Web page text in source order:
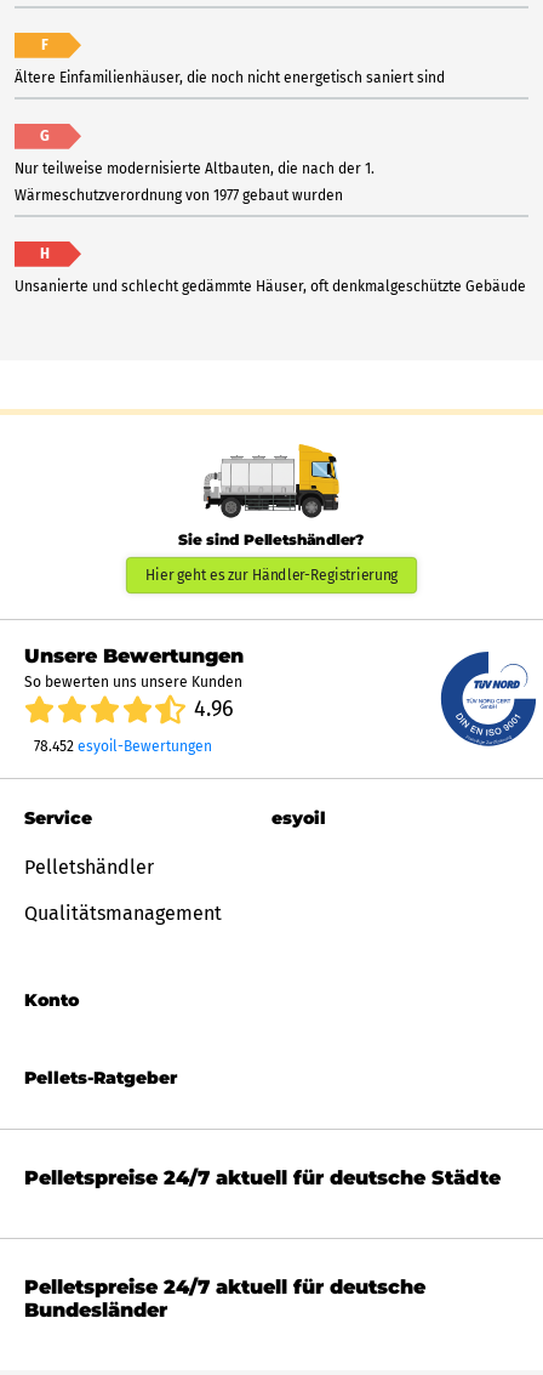
F
Ältere Einfamilienhäuser, die noch nicht energetisch saniert sind
G
Nur teilweise modernisierte Altbauten, die nach der 1.
Wärmeschutzverordnung von 1977 gebaut wurden
H
Unsanierte und schlecht gedämmte Häuser, oft denkmalgeschützte Gebäude
Sie sind Pelletshändler?
Hier geht es zur Händler-Registrierung
Unsere Bewertungen
So bewerten uns unsere Kunden
4.96
78.452 esyoil-Bewertungen
Pellets-Ratgeber
Service
Pelletshändler
Qualitätsmanagement
Konto
esyoil
Pelletspreise 24/7 aktuell für deutsche Städte
Pelletspreise 24/7 aktuell für deutsche
Bundesländer